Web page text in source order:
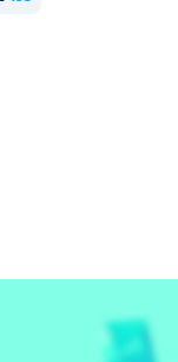
com uma
de dança
Página do